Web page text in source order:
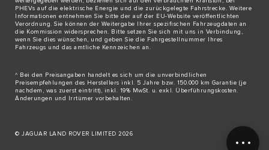
PHEVs auf die elektrische Energie und die zurückgelegte Fahrstrecke. Weitere
Informationen entnehmen Sie bitte der auf der EU-Website veröffentlichten
Verordnung. Sie können der Weitergabe Ihrer spezifischen Fahrzeugdaten an
die Kommission widersprechen. Bitte setzen Sie sich mit uns in Verbindung ,
wenn Sie dies wünschen, und geben Sie die Fahrgestellnummer Ihres
Fahrzeugs und das amtliche Kennzeichen an.
^ Bei den Preisangaben handelt es sich um die unverbindlichen
Preisempfehlungen des Herstellers inkl. 5 Jahre bzw. 150.000 km Garantie (je
nachdem, was zuerst eintritt), inkl. 19% MwSt. u. exkl. Überführungskosten.
Änderungen und Irrtümer vorbehalten.
© JAGUAR LAND ROVER LIMITED 2026